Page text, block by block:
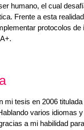
humano, el cual
Frente a esta
protocolos
tesis en 2006
varios idiomas
a mi habilidad